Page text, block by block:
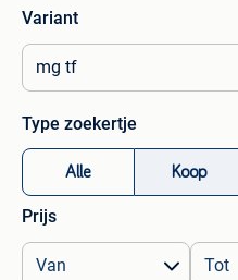
Variant
Type zoekertje
Alle Koop
Prijs